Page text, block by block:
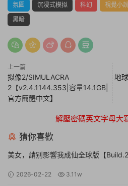
氛圍
沉浸式模拟 科幻 視覺小
黑暗
上一篇
拟像2/SIMULACRA
2【v2.4.1144.353|容量14.1GB|
官方簡體中文】
地
解壓密碼英文字母大
猜你喜歡
美女，請别影響我成仙全球版【
2026-02-22 3.11w